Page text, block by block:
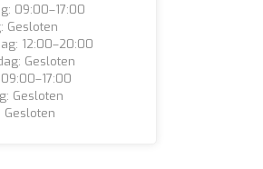
09:00–17:00
Gesloten
12:00–20:00
Gesloten
Gesloten
Gesloten